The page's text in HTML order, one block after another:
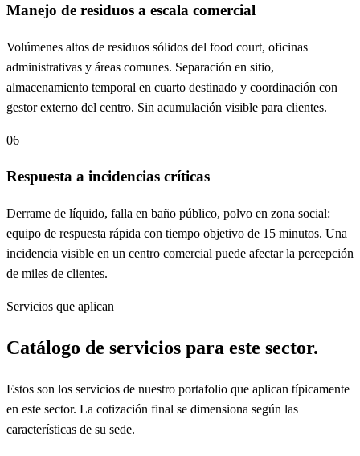
Manejo de residuos a escala comercial
Volúmenes altos de residuos sólidos del food court, oficinas
administrativas y áreas comunes. Separación en sitio,
almacenamiento temporal en cuarto destinado y coordinación con
gestor externo del centro. Sin acumulación visible para clientes.
06
Respuesta a incidencias críticas
Derrame de líquido, falla en baño público, polvo en zona social:
equipo de respuesta rápida con tiempo objetivo de 15 minutos. Una
incidencia visible en un centro comercial puede afectar la percepción
de miles de clientes.
Servicios que aplican
Catálogo de servicios para este sector.
Estos son los servicios de nuestro portafolio que aplican típicamente
en este sector. La cotización final se dimensiona según las
características de su sede.